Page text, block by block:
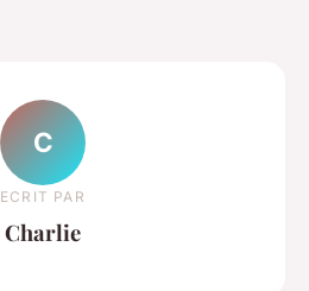
C
ECRIT PAR
Charlie